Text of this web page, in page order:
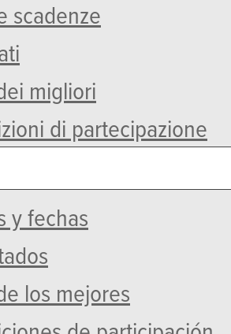
scadenze
migliori
di partecipazione
y fechas
los mejores